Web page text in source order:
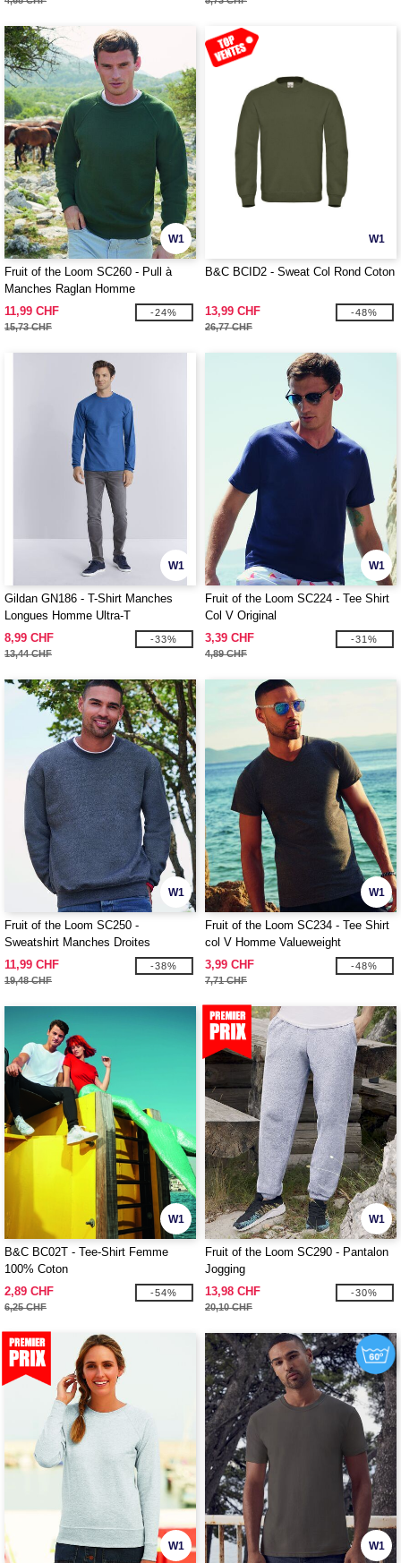
W1
Fruit of the Loom SC260 - Pull à
Manches Raglan Homme
11,99 CHF
15,73 CHF
-24%
W1
B&C BCID2 - Sweat Col Rond Coton
13,99 CHF
26,77 CHF
-48%
W1
Gildan GN186 - T-Shirt Manches
Longues Homme Ultra-T
8,99 CHF
13,44 CHF
-33%
W1
Fruit of the Loom SC224 - Tee Shirt
Col V Original
3,39 CHF
4,89 CHF
-31%
W1
Fruit of the Loom SC250 -
Sweatshirt Manches Droites
11,99 CHF
19,48 CHF
-38%
W1
Fruit of the Loom SC234 - Tee Shirt
col V Homme Valueweight
3,99 CHF
7,71 CHF
-48%
W1
B&C BC02T - Tee-Shirt Femme
100% Coton
2,89 CHF
6,25 CHF
-54%
W1
Fruit of the Loom SC290 - Pantalon
Jogging
13,98 CHF
20,10 CHF
-30%
W1 W1